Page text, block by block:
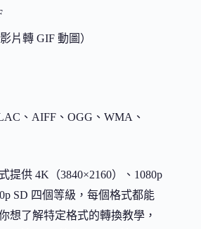
片轉 GIF 動圖）
、AIFF、OGG、WMA、
提供 4K（3840×2160）、1080p
SD 四個等級，每個格式都能
想了解特定格式的轉換教學，